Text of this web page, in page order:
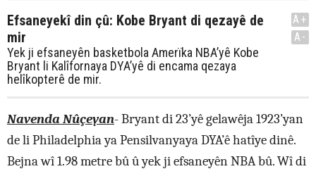
Efsaneyekî din çû: Kobe Bryant di qezayê de
mir
Yek ji efsaneyên basketbola Amerïka NBA’yê Kobe
Bryant li Kalîfornaya DYA’yê di encama qezaya
helîkopterê de mir.
A+
A-
Navenda Nûçeyan-Bryant di 23’yê gelawêja 1923’yan
de li Philadelphia ya Pensilvanyaya DYA’ê hatîye dinê.
Bejna wî 1.98 metre bû û yek ji efsaneyên NBA bû. Wî di